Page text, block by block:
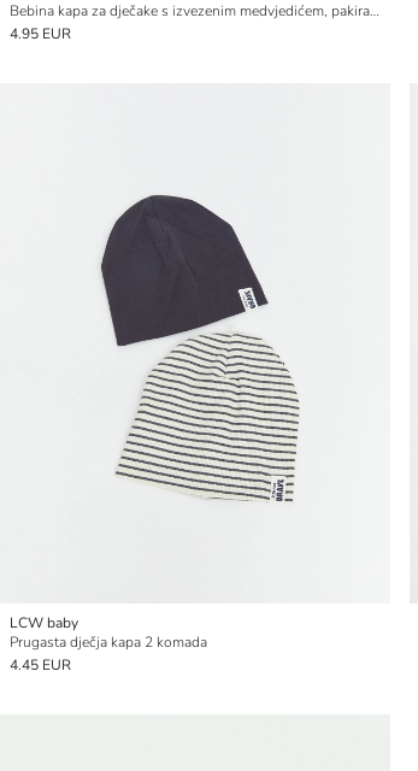
Bebina kapa za dječake s izvezenim medvjedićem, pakiranje od 2 komada
4.95 EUR
LCW baby
Prugasta dječja kapa 2 komada
4.45 EUR